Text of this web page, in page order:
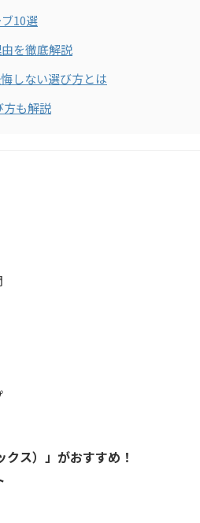
10選
を徹底解説
しない選び方とは
方も解説
ス）」がおすすめ！